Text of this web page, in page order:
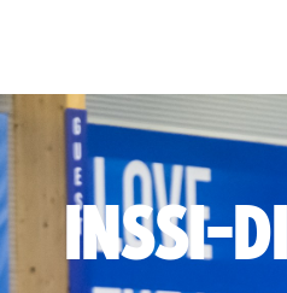
INSSI-